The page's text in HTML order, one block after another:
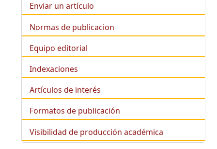
Enviar un artículo
Normas de publicacion
Equipo editorial
Indexaciones
Artículos de interés
Formatos de publicación
Visibilidad de producción académica